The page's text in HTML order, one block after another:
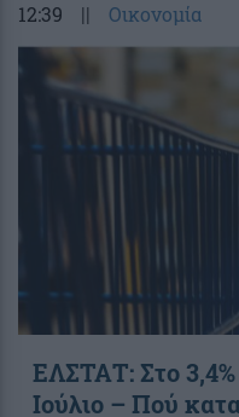
12:39 || Οικονομία
ΕΛΣΤΑΤ: Στο
Ιούλιο – Πού